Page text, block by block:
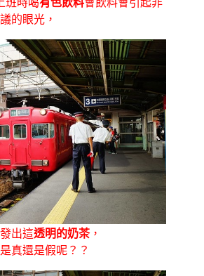
班時喝有色飲料會飲料會引起非
議的眼光，
出這透明的奶茶，
真還是假呢？？